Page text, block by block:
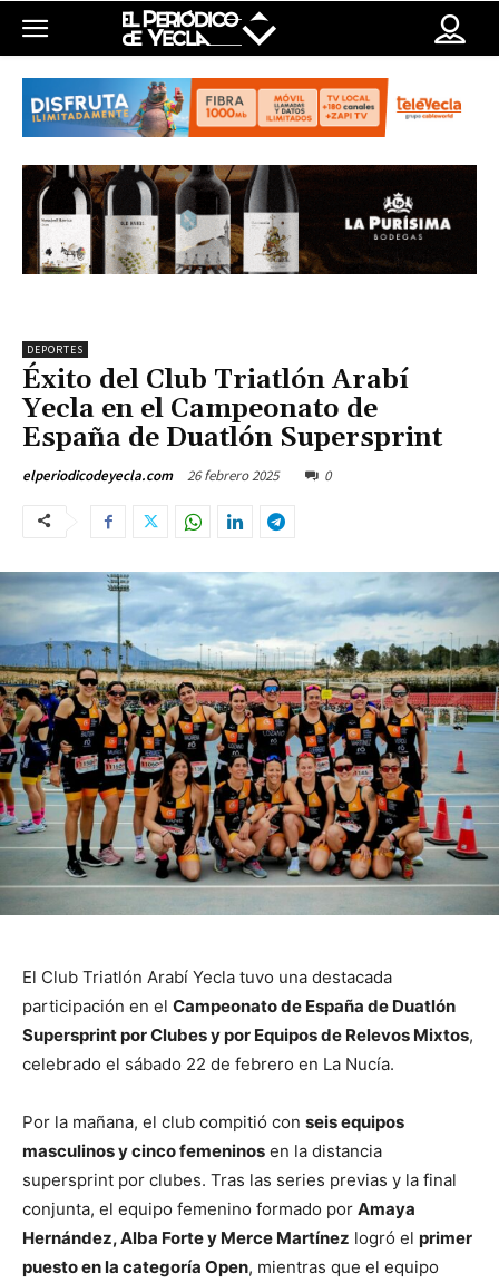
DEPORTES
Éxito del Club Triatlón Arabí
Yecla en el Campeonato de
España de Duatlón Supersprint
elperiodicodeyecla.com 26 febrero 2025 0
El Club Triatlón Arabí Yecla tuvo una destacada
participación en el Campeonato de España de Duatlón
Supersprint por Clubes y por Equipos de Relevos Mixtos,
celebrado el sábado 22 de febrero en La Nucía.
Por la mañana, el club compitió con seis equipos
masculinos y cinco femeninos en la distancia
supersprint por clubes. Tras las series previas y la final
conjunta, el equipo femenino formado por Amaya
Hernández, Alba Forte y Merce Martínez logró el primer
puesto en la categoría Open, mientras que el equipo